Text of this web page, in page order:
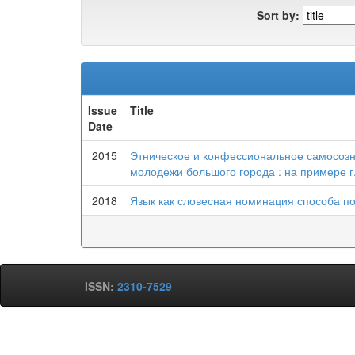
Sort by:
Issue
Date
Title
2015
Этническое и конфессиональное
молодежи большого города : на примере
2018 Язык как словесная номинация способа
ISSN: 2310-7529